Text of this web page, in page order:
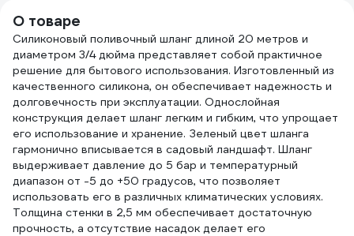
О товаре
Силиконовый поливочный шланг длиной 20 метров и
диаметром 3/4 дюйма представляет собой практичное
решение для бытового использования. Изготовленный из
качественного силикона, он обеспечивает надежность и
долговечность при эксплуатации. Однослойная
конструкция делает шланг легким и гибким, что упрощает
его использование и хранение. Зеленый цвет шланга
гармонично вписывается в садовый ландшафт. Шланг
выдерживает давление до 5 бар и температурный
диапазон от -5 до +50 градусов, что позволяет
использовать его в различных климатических условиях.
Толщина стенки в 2,5 мм обеспечивает достаточную
прочность, а отсутствие насадок делает его